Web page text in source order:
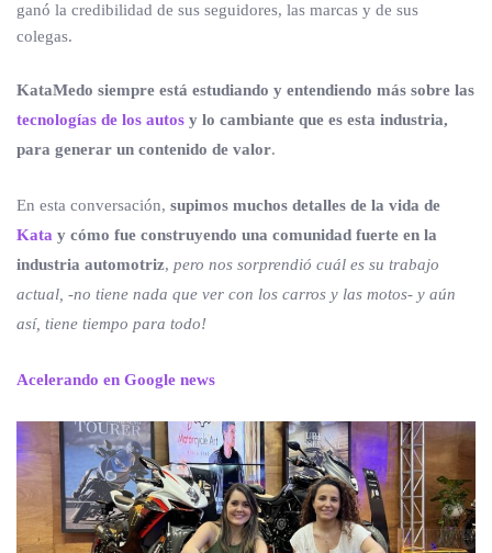
ganó la credibilidad de sus seguidores, las marcas y de sus
colegas.
KataMedo siempre está estudiando y entendiendo más sobre las
tecnologías de los autos y lo cambiante que es esta industria,
para generar un contenido de valor.
En esta conversación, supimos muchos detalles de la vida de
Kata y cómo fue construyendo una comunidad fuerte en la
industria automotriz, pero nos sorprendió cuál es su trabajo
actual, -no tiene nada que ver con los carros y las motos- y aún
así, tiene tiempo para todo!
Acelerando en Google news